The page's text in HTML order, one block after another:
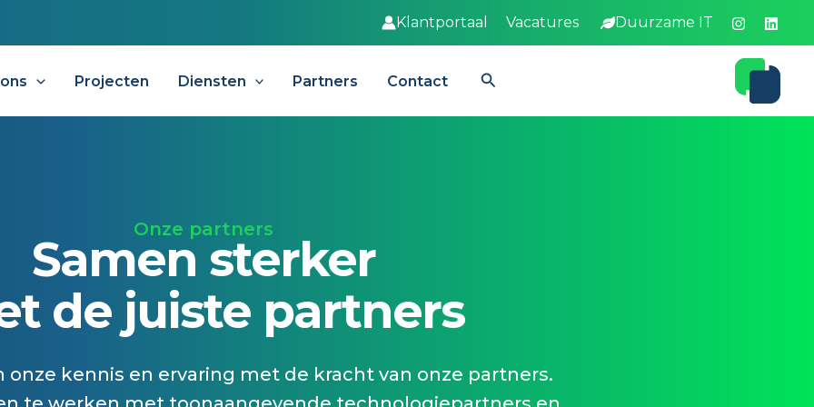
Klantportaal Vacatures Duurzame IT
Projecten Diensten Partners Contact Zoeken
Onze partners
Samen sterker
de juiste partners
kennis en ervaring met de kracht van onze partners.